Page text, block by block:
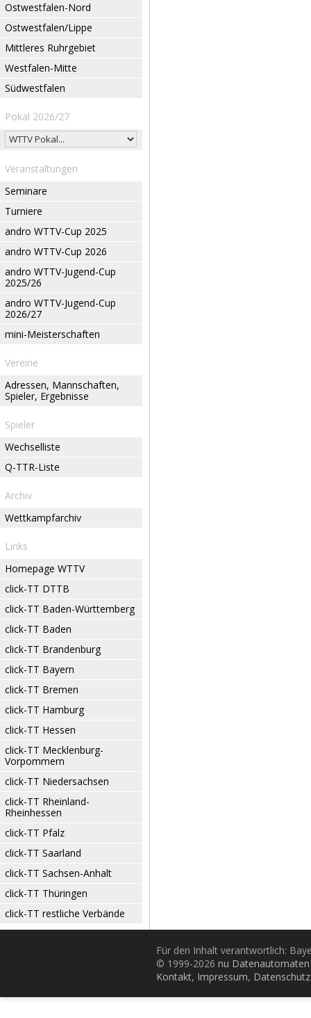
Ostwestfalen-Nord
Ostwestfalen/Lippe
Mittleres Ruhrgebiet
Westfalen-Mitte
Südwestfalen
Pokal 2026/27
Veranstaltungen
Seminare
Turniere
andro WTTV-Cup 2025
andro WTTV-Cup 2026
andro WTTV-Jugend-Cup
2025/26
andro WTTV-Jugend-Cup
2026/27
mini-Meisterschaften
Vereine
Adressen, Mannschaften,
Spieler, Ergebnisse
Spieler
Wechselliste
Q-TTR-Liste
Archiv
Wettkampfarchiv
Links
Homepage WTTV
click-TT DTTB
click-TT Baden-Württemberg
click-TT Baden
click-TT Brandenburg
click-TT Bayern
click-TT Bremen
click-TT Hamburg
click-TT Hessen
click-TT Mecklenburg-
Vorpommern
click-TT Niedersachsen
click-TT Rheinland-
Rheinhessen
click-TT Pfalz
click-TT Saarland
click-TT Sachsen-Anhalt
click-TT Thüringen
click-TT restliche Verbände
Für den Inhalt verantwortlich:
© 1999-2026 nu
Kontakt, Impressum, Datenschutz